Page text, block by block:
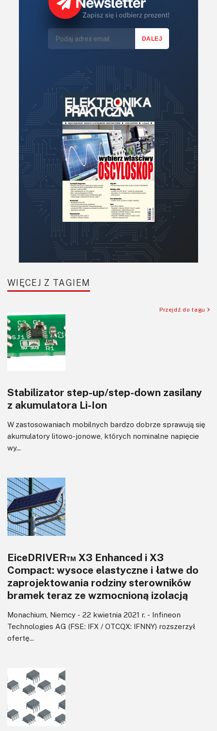
LED/LCD/OLED
Mechatronika
Optoelektronika
PCB/Montaż
Podstawy elektroniki
Podzespoły bierne
Półprzewodniki
Pomiary i testy
Projektowanie
Sensory
Software
Sterowanie
Transformatory
Wzmacniacze
Zasilanie
WIĘCEJ Z TAGIEM
Przejdź do tagu
Stabilizator step-up/step-down zasilany
z akumulatora Li-Ion
W zastosowaniach mobilnych bardzo dobrze sprawują się
akumulatory litowo-jonowe, których nominalne napięcie
wy...
EiceDRIVER™ X3 Enhanced i X3
Compact: wysoce elastyczne i łatwe do
zaprojektowania rodziny sterowników
bramek teraz ze wzmocnioną izolacją
Monachium, Niemcy - 22 kwietnia 2021 r. - Infineon
Technologies AG (FSE: IFX / OTCQX: IFNNY) rozszerzył
ofertę...